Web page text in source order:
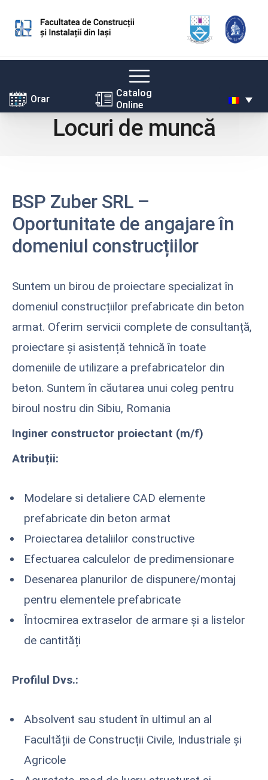
Skip
Orar
Catalog
Online
Locuri de muncă
BSP Zuber SRL–
Oportunitate de angajare în
domeniul construcțiilor
Suntem un birou de proiectare specializat în
domeniul construcțiilor prefabricate din beton
armat. Oferim servicii complete de consultanță,
proiectare și asistență tehnică în toate
domeniile de utilizare a prefabricatelor din
beton. Suntem în căutarea unui coleg pentru
biroul nostru din Sibiu, Romania
Inginer constructor proiectant (m/f)
Atribuții:
Modelare si detaliere CAD elemente
prefabricate din beton armat
Proiectarea detaliilor constructive
Efectuarea calculelor de predimensionare
Desenarea planurilor de dispunere/montaj
pentru elementele prefabricate
Întocmirea extraselor de armare și a listelor
de cantități
Profilul Dvs.:
Absolvent sau student în ultimul an al
Facultății de Construcții Civile, Industriale și
Agricole